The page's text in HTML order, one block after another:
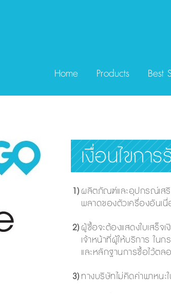
Home Products Best
เงื่อนไขกา
1) ผลิตภัณฑ์และอุปกรณ์เสริ
พลาดของตัวเครื่องอันเ
2) ผู้ซื้อจะต้องแสดงใบเสร็
เจ้าหน้าที่ผู้ให้บริการ ใ
และหลักฐานการซื้อไว้ตล
3) ทางบริษัทไม่คิดค่าพาหนะ